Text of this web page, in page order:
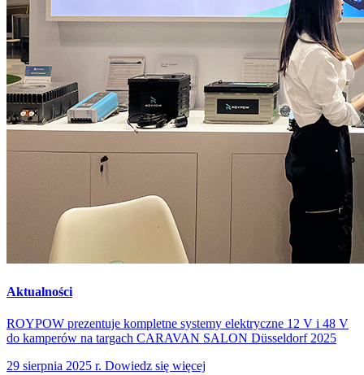
Aktualności
ROYPOW prezentuje kompletne systemy elektryczne 12 V i 48 V
do kamperów na targach CARAVAN SALON Düsseldorf 2025
29 sierpnia 2025 r. Dowiedz się więcej